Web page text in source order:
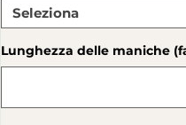
Seleziona
Lunghezza delle maniche